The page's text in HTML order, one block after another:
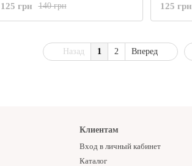
140 грн
125 грн 125 грн
Назад 1 2 Вперед
Клиентам
Вход в личный кабинет
Каталог